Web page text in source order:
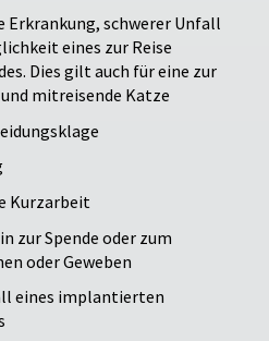
Erkrankung, schwerer Unfall
eines zur Reise
Dies gilt auch für eine zur
mitreisende Katze
Kurzarbeit
zur Spende oder zum
oder Geweben
eines implantierten